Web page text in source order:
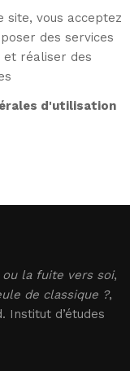
site, vous acceptez
des services
et réaliser des
d'utilisation
:
ou la fuite vers soi,
de classique ?,
Institut d’études